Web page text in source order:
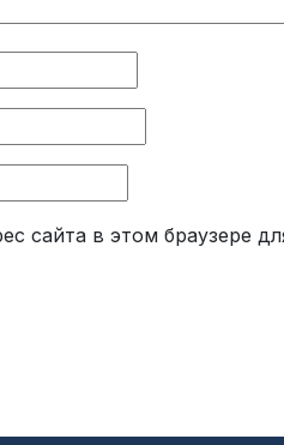
сайта в этом браузере